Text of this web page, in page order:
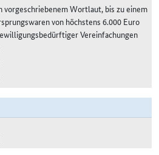
vorgeschriebenem Wortlaut, bis zu einem
von höchstens 6.000 Euro
Vereinfachungen